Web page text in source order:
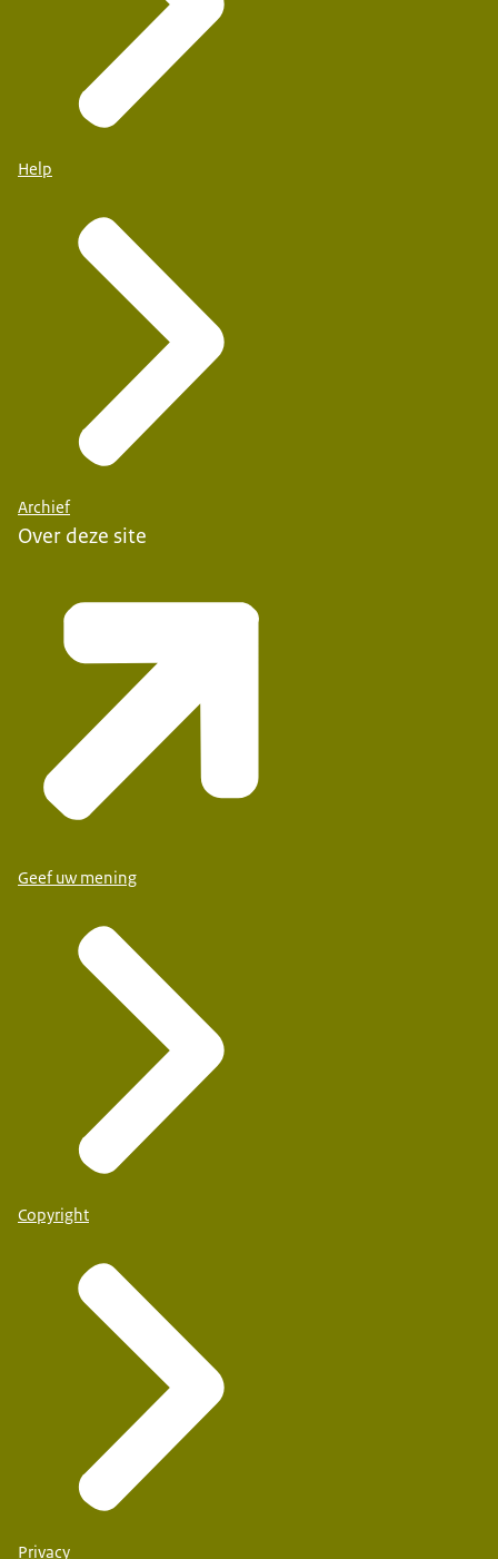
Basisschool De Borgwal
Bemmel
Middenmeer
Openbare basisschool De Bolster
Sint-Michielsgestel
Help
Archief
Over deze site
Geef uw mening
Copyright
Privacy